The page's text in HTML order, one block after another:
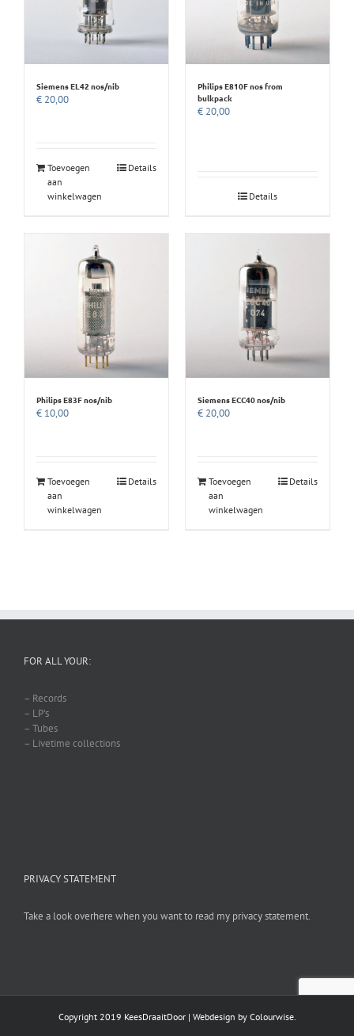
Siemens EL42 nos/nib
€ 20,00
Toevoegen
aan
winkelwagen
Details
Philips E810F nos from
bulkpack
€ 20,00
Details
Philips E83F nos/nib
€ 10,00
Toevoegen
aan
winkelwagen
Details
Siemens ECC40 nos/nib
€ 20,00
Toevoegen
aan
winkelwagen
Details
FOR ALL YOUR:
– Records
– LP’s
– Tubes
– Livetime collections
PRIVACY STATEMENT
Take a look overhere when you want to read my privacy statement.
Copyright 2019 KeesDraaitDoor | Webdesign by Colourwise.